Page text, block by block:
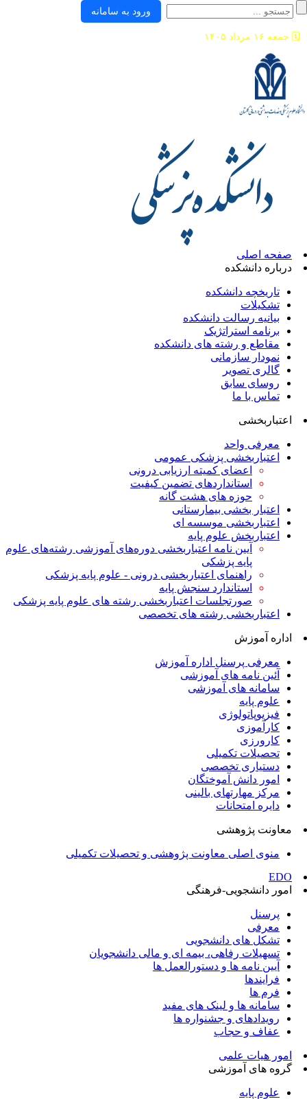
ورود به سامانه
🗓️جمعه ۱۶ مرداد ۱۴۰۵
صفحه اصلی
درباره دانشکده
تاریخچه دانشکده
تشکیلات
بیانیه رسالت دانشکده
برنامه استراتژیک
مقاطع و رشته های دانشکده
نمودار سازمانی
گالری تصویر
روسای سابق
تماس با ما
اعتباربخشی
معرفی واحد
اعتباربخشی پزشکی عمومی
اعضای کمیته ارزیابی درونی
استانداردهای تضمین کیفیت
حوزه های هشت گانه
اعتبار بخشی بیمارستانی
اعتباربخشی موسسه ای
اعتباربخش علوم پایه
آیین نامه اعتباربخشی دوره‌های آموزشی رشته‌های علوم
پایه پزشکی
راهنمای اعتباربخشی درونی - علوم پایه پزشکی
استاندارد سنجش پایه
صورتجلسات اعتباربخشی رشته های علوم پایه پزشکی
اعتباربخشی رشته های تخصصی
اداره آموزش
معرفی پرسنل اداره آموزش
آئین نامه های آموزشی
سامانه های آموزشی
علوم پایه
فیزیوپاتولوژی
کارآموزی
کارورزی
تحصیلات تکمیلی
دستیاری تخصصی
امور دانش آموختگان
مرکز مهارتهای بالینی
دایره امتحانات
معاونت پژوهشی
منوی اصلی معاونت پژوهشی و تحصیلات تکمیلی
EDO
امور دانشجویی-فرهنگی
پرسنل
معرفی
تشکل های دانشجویی
تسهیلات رفاهی، بیمه ای و مالی دانشجویان
آیین نامه ها و دستورالعمل ها
فرایندها
فرم ها
سامانه ها و لینک های مفید
رویدادهای و جشنواره ها
عفاف و حجاب
امور هیات علمی
گروه های آموزشی
علوم پایه